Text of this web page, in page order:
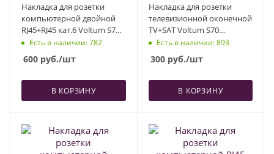
Накладка для розетки
компьютерной двойной
RJ45+RJ45 кат.6 Voltum S70
(капучино) VLS001414
Есть в наличии: 782
600 руб./шт
В КОРЗИНУ
Накладка для розетки
телевизионной оконечной
TV+SAT Voltum S70
(черный матовый)
Есть в наличии: 893
300руб./шт
В КОРЗИНУ